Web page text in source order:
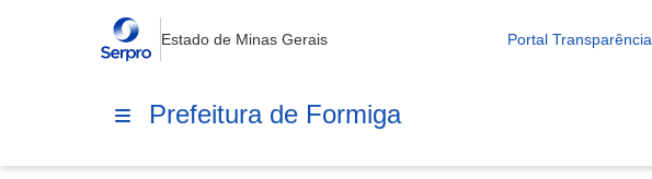
Estado de Minas Gerais Portal Transparência
Prefeitura de Formiga